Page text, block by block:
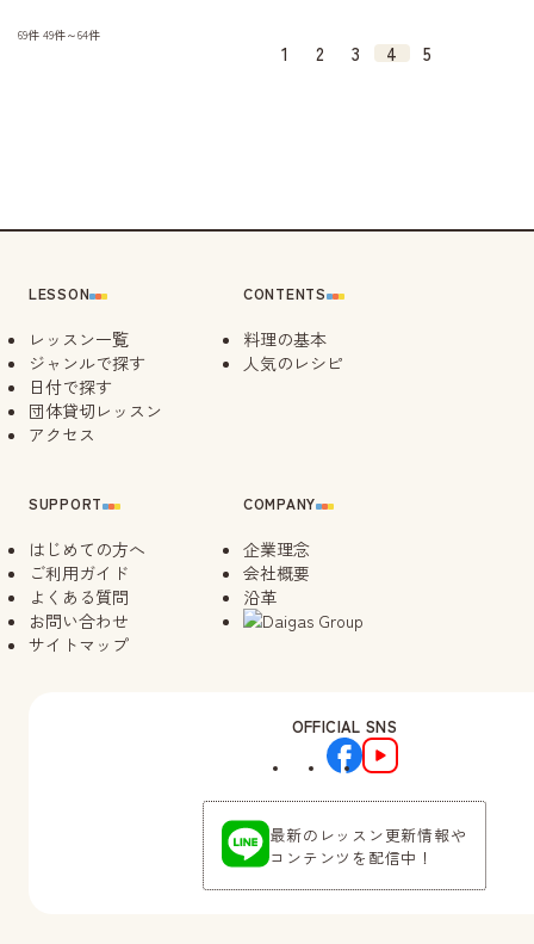
69件 49件～64件
1 2 3 4 5
LESSON
レッスン一覧
ジャンルで探す
日付で探す
団体貸切レッスン
アクセス
SUPPORT
はじめての方へ
ご利用ガイド
よくある質問
お問い合わせ
サイトマップ
CONTENTS
料理の基本
人気のレシピ
COMPANY
企業理念
会社概要
沿革
OFFICIAL SNS
最新のレッスン更新情報や
コンテンツを配信中！